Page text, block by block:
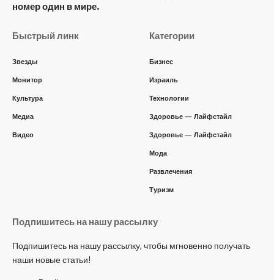
номер один в мире.
Быстрый линк
Звезды
Монитор
Культура
Медиа
Видео
Категории
Бизнес
Израиль
Технологии
Здоровье — Лайфстайл
Здоровье — Лайфстайл
Мода
Развлечения
Туризм
Подпишитесь на нашу рассылку
Подпишитесь на нашу рассылку, чтобы мгновенно получать
наши новые статьи!